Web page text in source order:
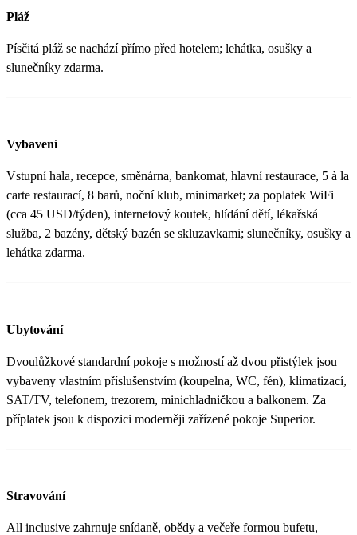
Pláž
Písčitá pláž se nachází přímo před hotelem; lehátka, osušky a
slunečníky zdarma.
Vybavení
Vstupní hala, recepce, směnárna, bankomat, hlavní restaurace, 5 à la
carte restaurací, 8 barů, noční klub, minimarket; za poplatek WiFi
(cca 45 USD/týden), internetový koutek, hlídání dětí, lékařská
služba, 2 bazény, dětský bazén se skluzavkami; slunečníky, osušky a
lehátka zdarma.
Ubytování
Dvoulůžkové standardní pokoje s možností až dvou přistýlek jsou
vybaveny vlastním příslušenstvím (koupelna, WC, fén), klimatizací,
SAT/TV, telefonem, trezorem, minichladničkou a balkonem. Za
příplatek jsou k dispozici moderněji zařízené pokoje Superior.
Stravování
All inclusive zahrnuje snídaně, obědy a večeře formou bufetu,